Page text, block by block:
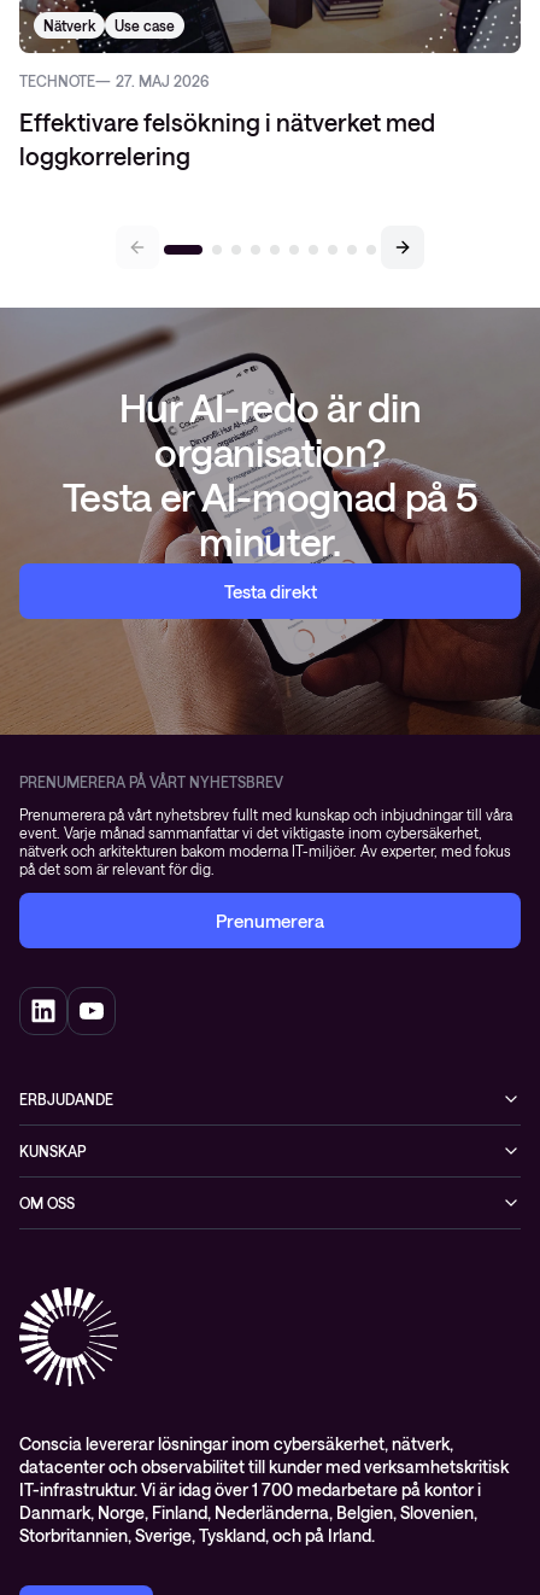
Nätverk Use case
TECHNOTE 27. MAJ 2026
Effektivare felsökning i nätverket med
loggkorrelering
Hur AI-redo är din
organisation?
Testa er AI-mognad på 5
minuter.
Testa direkt
PRENUMERERA PÅ VÅRT NYHETSBREV
Prenumerera på vårt nyhetsbrev fullt med kunskap och inbjudningar till våra
event. Varje månad sammanfattar vi det viktigaste inom cybersäkerhet,
nätverk och arkitekturen bakom moderna IT-miljöer. Av experter, med fokus
på det som är relevant för dig.
Prenumerera
ERBJUDANDE
Datacenter & moln
Nätverk & WiFi
KUNSKAP
Event
Whitepapers & guider
OM OSS
Kontakt
Pressnyheter
Conscia levererar lösningar inom cybersäkerhet, nätverk,
datacenter och observabilitet till kunder med verksamhetskritisk
IT-infrastruktur. Vi är idag över 1 700 medarbetare på kontor i
Danmark, Norge, Finland, Nederländerna, Belgien, Slovenien,
Storbritannien, Sverige, Tyskland, och på Irland.